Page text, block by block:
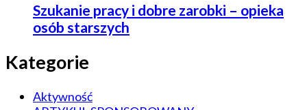
Szukanie pracy i dobre zarobki – opieka
osób starszych
Kategorie
Aktywność